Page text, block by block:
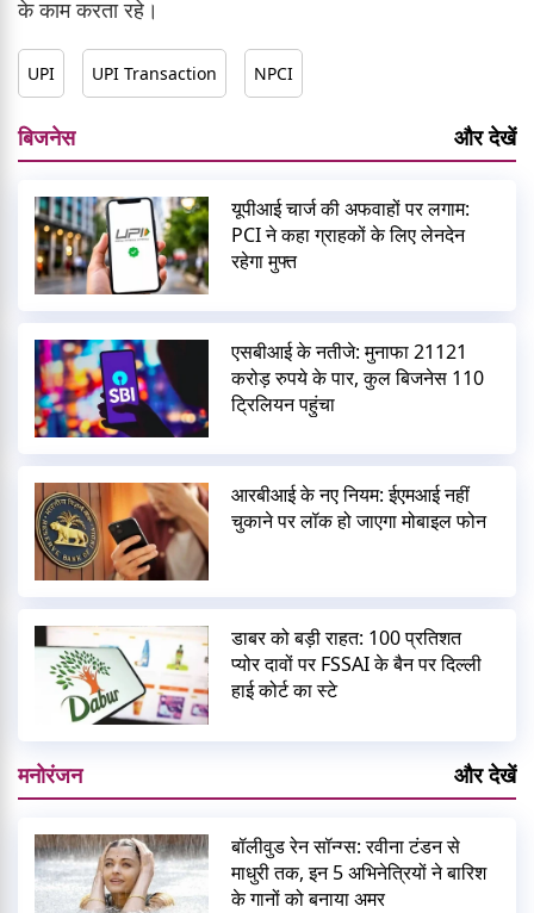
के काम करता रहे।
UPI UPI Transaction NPCI
बिजनेस और देखें
यूपीआई चार्ज की अफवाहों पर लगाम:
PCI ने कहा ग्राहकों के लिए लेनदेन
रहेगा मुफ्त
एसबीआई के नतीजे: मुनाफा 21121
करोड़ रुपये के पार, कुल बिजनेस 110
ट्रिलियन पहुंचा
आरबीआई के नए नियम: ईएमआई नहीं
चुकाने पर लॉक हो जाएगा मोबाइल फोन
डाबर को बड़ी राहत: 100 प्रतिशत
प्योर दावों पर FSSAI के बैन पर दिल्ली
हाई कोर्ट का स्टे
मनोरंजन और देखें
बॉलीवुड रेन सॉन्ग्स: रवीना टंडन से
माधुरी तक, इन 5 अभिनेत्रियों ने बारिश
के गानों को बनाया अमर